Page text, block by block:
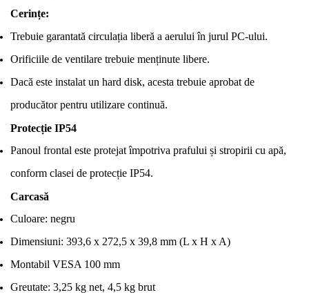
Cerințe:
Trebuie garantată circulația liberă a aerului în jurul PC-ului.
Orificiile de ventilare trebuie menținute libere.
Dacă este instalat un hard disk, acesta trebuie aprobat de
producător pentru utilizare continuă.
Protecție IP54
Panoul frontal este protejat împotriva prafului și stropirii cu apă,
conform clasei de protecție IP54.
Carcasă
Culoare: negru
Dimensiuni: 393,6 x 272,5 x 39,8 mm (L x H x A)
Montabil VESA 100 mm
Greutate: 3,25 kg net, 4,5 kg brut